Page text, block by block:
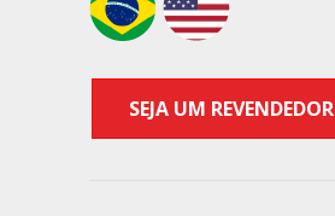
SEJA UM REVENDEDOR